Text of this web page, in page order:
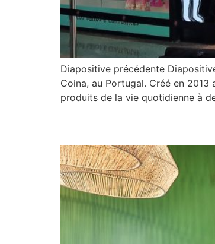
Diapositive précédente
Coina, au Portugal. Créé en
produits de la vie quotidienne à